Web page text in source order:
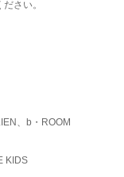
さい。
、b・ROOM
KIDS